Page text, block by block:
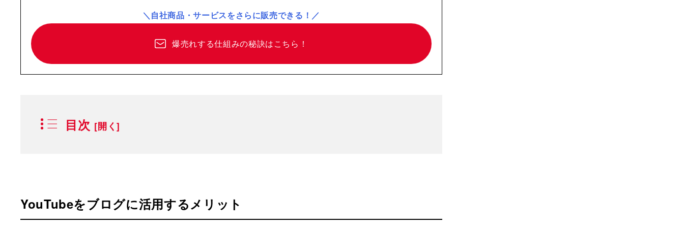
＼自社商品・サービスをさらに販売できる！／
爆売れする仕組みの秘訣はこちら！
目次
YouTubeをブログに活用するメリット